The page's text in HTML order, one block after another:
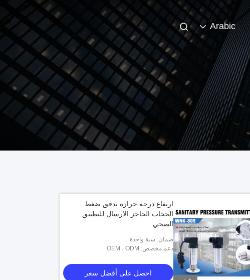
Arabic
ارتفاع درجة حرارة تدفق ضغط
الحجاب الحاجز الارسال للتطبيق
الصحي
ضمان: سنة واحدة
دعم مخصص: OEM ، ODM
احصل على أفضل سعر